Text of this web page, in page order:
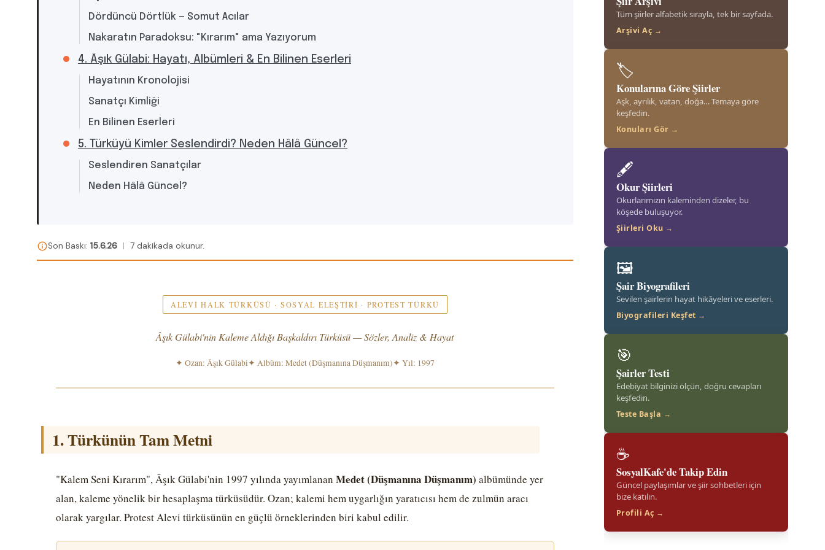
Dördüncü Dörtlük — Somut Acılar
Nakaratın Paradoksu: "Kırarım" ama Yazıyorum
4. Âşık Gülabi: Hayatı, Albümleri & En Bilinen Eserleri
Hayatının Kronolojisi
Sanatçı Kimliği
En Bilinen Eserleri
5. Türküyü Kimler Seslendirdi? Neden Hâlâ Güncel?
Seslendiren Sanatçılar
Neden Hâlâ Güncel?
Son Baskı: 15.6.26 7 dakikada okunur.
ALEVI HALK TÜRKÜSÜ · SOSYAL ELEŞTIRI · PROTEST TÜRKÜ
Âşık Gülabi'nin Kaleme Aldığı Başkaldırı Türküsü — Sözler, Analiz & Hayat
✦ Ozan: Âşık Gülabi✦ Albüm: Medet (Düşmanına Düşmanım)✦ Yıl: 1997
1. Türkünün Tam Metni
"Kalem Seni Kırarım", Âşık Gülabi'nin 1997 yılında yayımlanan Medet (Düşmanına Düşmanım) albümünde yer
alan, kaleme yönelik bir hesaplaşma türküsüdür. Ozan; kalemi hem uygarlığın yaratıcısı hem de zulmün aracı
olarak yargılar. Protest Alevi türküsünün en güçlü örneklerinden biri kabul edilir.
Tüm şiirler alfabetik sırayla, tek bir sayfada.
Arşivi Aç →
🏷️
Konularına Göre Şiirler
Aşk, ayrılık, vatan, doğa… Temaya göre
keşfedin.
Konuları Gör →
🖋️
Okur Şiirleri
Okurlarımızın kaleminden dizeler, bu
köşede buluşuyor.
Şiirleri Oku →
🖼️
Şair Biyografileri
Sevilen şairlerin hayat hikâyeleri ve eserleri.
Biyografileri Keşfet →
🎯
Şairler Testi
Edebiyat bilginizi ölçün, doğru cevapları
keşfedin.
Teste Başla →
☕
SosyalKafe'de Takip Edin
Güncel paylaşımlar ve şiir sohbetleri için
bize katılın.
Profili Aç →